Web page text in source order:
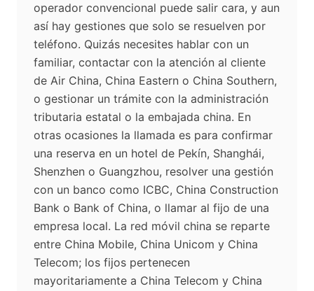
operador convencional puede salir cara, y aun
así hay gestiones que solo se resuelven por
teléfono. Quizás necesites hablar con un
familiar, contactar con la atención al cliente
de Air China, China Eastern o China Southern,
o gestionar un trámite con la administración
tributaria estatal o la embajada china. En
otras ocasiones la llamada es para confirmar
una reserva en un hotel de Pekín, Shanghái,
Shenzhen o Guangzhou, resolver una gestión
con un banco como ICBC, China Construction
Bank o Bank of China, o llamar al fijo de una
empresa local. La red móvil china se reparte
entre China Mobile, China Unicom y China
Telecom; los fijos pertenecen
mayoritariamente a China Telecom y China